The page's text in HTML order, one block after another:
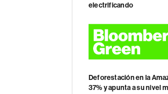
electrificando
Deforestación en la
37% y apunta a su nivel